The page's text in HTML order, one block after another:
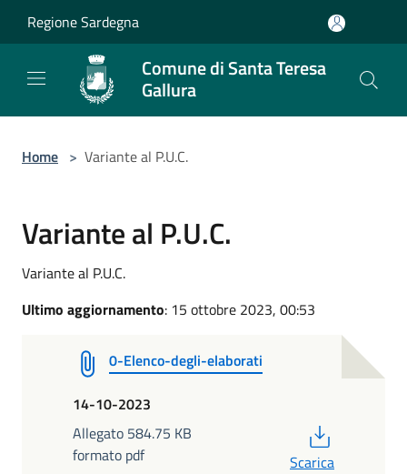
Regione Sardegna
Comune di Santa Teresa
Gallura
Home > Variante al P.U.C.
Variante al P.U.C.
Variante al P.U.C.
Ultimo aggiornamento: 15 ottobre 2023, 00:53
0-Elenco-degli-elaborati
14-10-2023
Allegato 584.75 KB
formato pdf
Scarica